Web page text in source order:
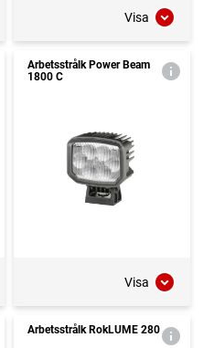
Visa
Arbetsstrålk Power Beam
1800 C
Visa
Arbetsstrålk RokLUME 280